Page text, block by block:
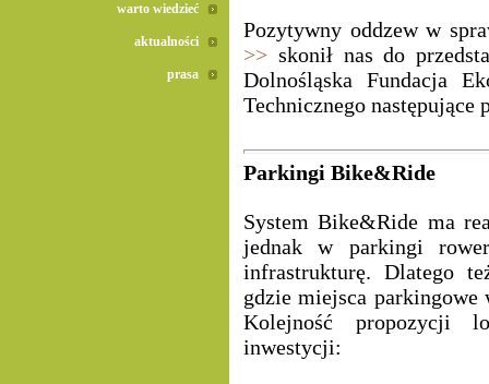
Pozytywny oddzew w
>> skonił nas do
Dolnośląska Fundacja
Technicznego następujące
Parkingi Bike&Ride
System Bike&Ride ma
jednak w parkingi
infrastrukturę. Dlatego
gdzie miejsca
Kolejność propozycji
inwestycji:
warto wiedzieć
aktualności
prasa